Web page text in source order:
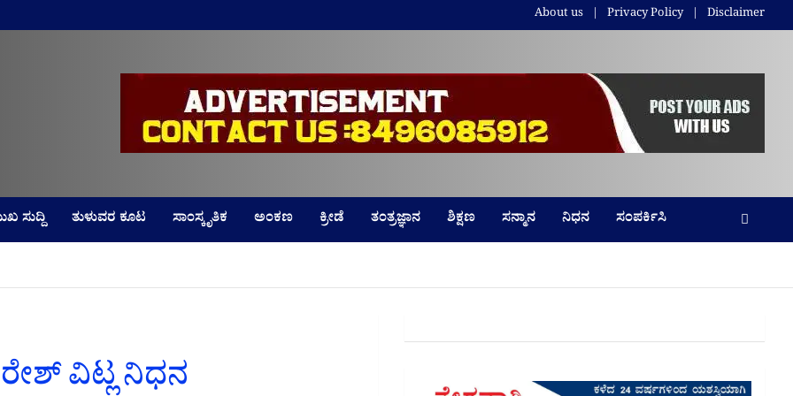
About us Privacy Policy Disclaimer
ಸುದ್ದಿ ತುಳುವರ ಕೂಟ ಸಾಂಸ್ಕೃತಿಕ ಅಂಕಣ ಕ್ರೀಡೆ ತಂತ್ರಜ್ಞಾನ ಶಿಕ್ಷಣ ಸನ್ಮಾನ ನಿಧನ ಸಂಪರ್ಕಿಸಿ
ವಿಟ್ಲ ನಿಧನ